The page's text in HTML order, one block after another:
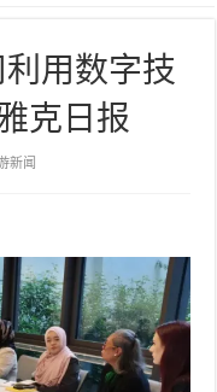
用数字技
克日报
新闻